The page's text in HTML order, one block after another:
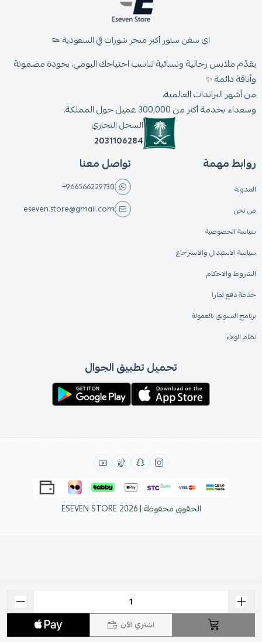
اشتري الآن
اي سفن ستور أكبر متجر شوزات في السعودية 👟
يقدّم ملابس رجالية ونسائية تناسب احتياجك اليومي، بجودة مضمونة
وأناقة دائمة ✨
من أشهر البراندات العالمية،
وسعداء بخدمة أكثر من 300,000 عميل حول المملكة.
السجل التجاري
2031106284
روابط مهمة
المدونة
من نحن
سياسة الخصوصية
سياسة الاستبدال والاسترجاع
الشروط والاحكام
خدمة دفع تمارا
برنامج التسويق بالعمولة
نظام الولاء
تواصل معنا
+966566229730
eseven.store@gmail.com
تحميل تطبيق الجوال
الحقوق محفوظة | 2026 ESEVEN STORE